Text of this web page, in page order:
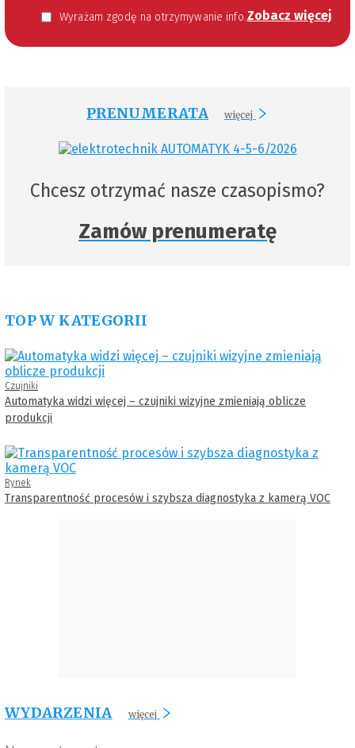
Wyrażam zgodę na otrzymywanie informacji handlowej kierowanej do mnie za pomocą środków komunikacji elektronicznej w szczególności poczty elektronicznej zgodnie z przepisem art. 10 ust 2 ustawy z dnia 18 lipca 2002 roku o świadczeniu usług drogą elektroniczną (Dz. U. 144 z 2002 r. poz. 1204). Zgoda jest dobrowolna, jednak jej wyrażenie jest konieczne, aby otrzymywać newsletter. Zobacz więcej
PRENUMERATA więcej
Chcesz otrzymać nasze czasopismo?
Zamów prenumeratę
TOP W KATEGORII
Czujniki
Automatyka widzi więcej – czujniki wizyjne zmieniają oblicze
produkcji
Rynek
Transparentność procesów i szybsza diagnostyka z kamerą VOC
WYDARZENIA więcej